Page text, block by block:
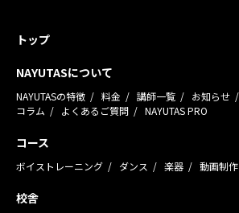
トップ
NAYUTASについて
NAYUTASの特徴 料金 講師一覧 お知らせ
コラム
よくあるご質問 NAYUTAS PRO
コース
ボイストレーニング ダンス 楽器 動画制作
校舎